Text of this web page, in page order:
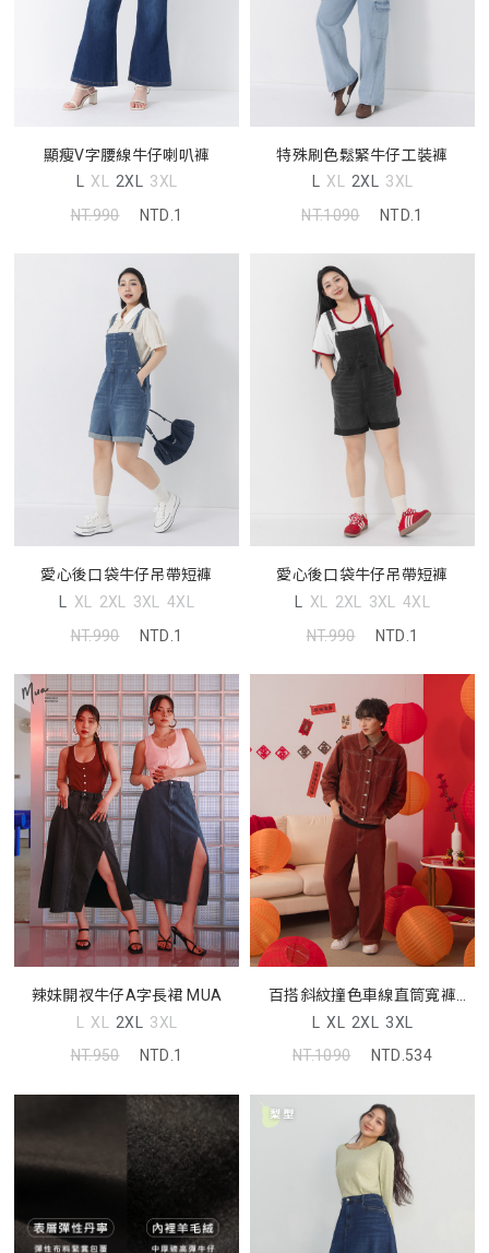
顯瘦V字腰線牛仔喇叭褲
L XL 2XL 3XL
NT.990
NTD.1
特殊刷色鬆緊牛仔工裝褲
L XL 2XL 3XL
NT.1090
NTD.1
愛心後口袋牛仔吊帶短褲
L XL 2XL 3XL 4XL
NT.990
NTD.1
愛心後口袋牛仔吊帶短褲
L XL 2XL 3XL 4XL
NT.990
NTD.1
辣妹開衩牛仔A字長裙 MUA
L XL 2XL 3XL
NT.950
NTD.1
百搭斜紋撞色車線直筒寬褲
(unisex)
L XL 2XL 3XL
NT.1090
NTD.534